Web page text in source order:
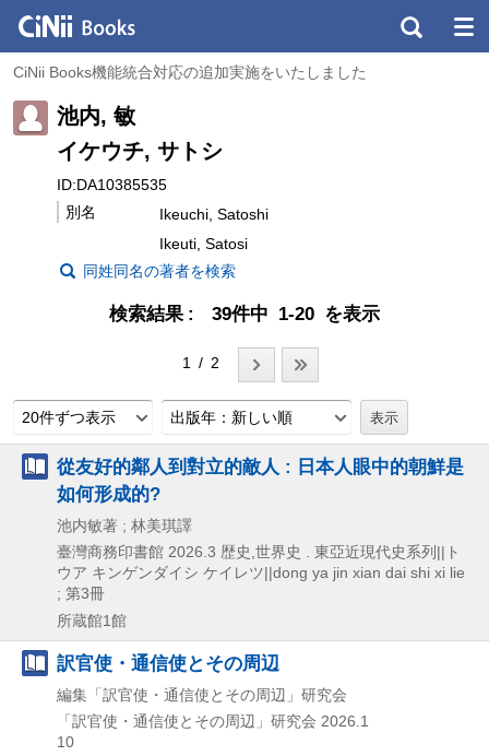
CiNii Books機能統合対応の追加実施をいたしました
池内, 敏
イケウチ, サトシ
ID:DA10385535
別名
Ikeuchi, Satoshi
Ikeuti, Satosi
同姓同名の著者を検索
検索結果 39件中 1-20 を表示
1 / 2
20件ずつ表示 出版年：新しい順
從友好的鄰人到對立的敵人 : 日本人眼中的朝鮮是
如何形成的?
池内敏著 ; 林美琪譯
臺灣商務印書館 2026.3 歴史, 世界史 . 東亞近現代史系列||ト
ウア キンゲンダイシ ケイレツ||dong ya jin xian dai shi xi lie
; 第3冊
所蔵館1館
訳官使・通信使とその周辺
編集「訳官使・通信使とその周辺」研究会
「訳官使・通信使とその周辺」研究会 2026.1
10